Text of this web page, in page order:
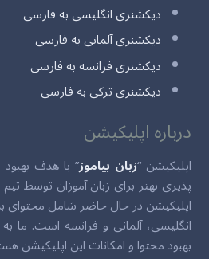
دیکشنری انگلیسی به فارسی
دیکشنری آلمانی به فارسی
دیکشنری فرانسه به فارسی
دیکشنری ترکی به فارسی
درباره اپلیکیشن
اپلیکیشن “زبان بیاموز” با هدف
پذیری بهتر برای زبان آموزان توسط
اپلیکیشن در حال حاضر شامل محتوای
انگلیسی، آلمانی و فرانسه است. ما
بهبود محتوا و امکانات این اپلیکیشن